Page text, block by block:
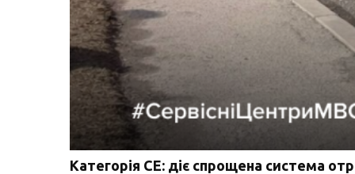
Категорія CЕ: діє спрощена система